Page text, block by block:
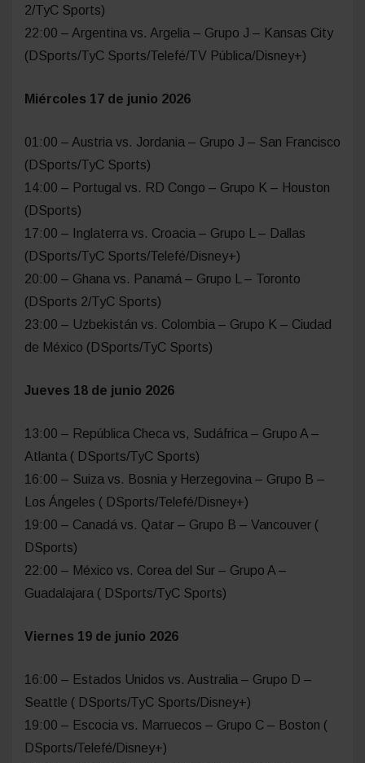
2/TyC Sports)
22:00 – Argentina vs. Argelia – Grupo J – Kansas City
(DSports/TyC Sports/Telefé/TV Pública/Disney+)
Miércoles 17 de junio 2026
01:00 – Austria vs. Jordania – Grupo J – San Francisco
(DSports/TyC Sports)
14:00 – Portugal vs. RD Congo – Grupo K – Houston
(DSports)
17:00 – Inglaterra vs. Croacia – Grupo L – Dallas
(DSports/TyC Sports/Telefé/Disney+)
20:00 – Ghana vs. Panamá – Grupo L – Toronto
(DSports 2/TyC Sports)
23:00 – Uzbekistán vs. Colombia – Grupo K – Ciudad
de México (DSports/TyC Sports)
Jueves 18 de junio 2026
13:00 – República Checa vs, Sudáfrica – Grupo A –
Atlanta ( DSports/TyC Sports)
16:00 – Suiza vs. Bosnia y Herzegovina – Grupo B –
Los Ángeles ( DSports/Telefé/Disney+)
19:00 – Canadá vs. Qatar – Grupo B – Vancouver (
DSports)
22:00 – México vs. Corea del Sur – Grupo A –
Guadalajara ( DSports/TyC Sports)
Viernes 19 de junio 2026
16:00 – Estados Unidos vs. Australia – Grupo D –
Seattle ( DSports/TyC Sports/Disney+)
19:00 – Escocia vs. Marruecos – Grupo C – Boston (
DSports/Telefé/Disney+)